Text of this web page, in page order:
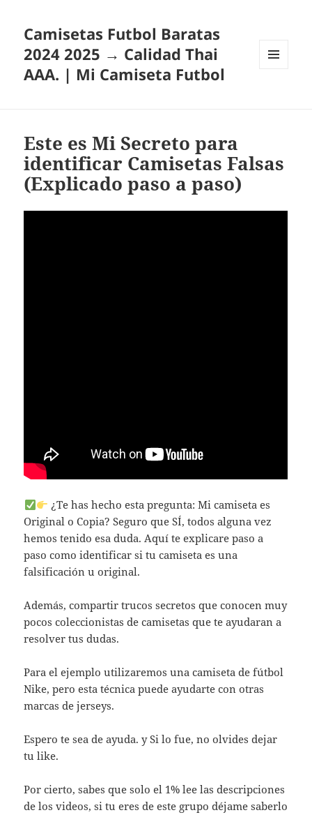
Camisetas Futbol Baratas
2024 2025 → Calidad Thai
AAA. | Mi Camiseta Futbol
Este es Mi Secreto para
identificar Camisetas Falsas
(Explicado paso a paso)
¿Te has hecho esta pregunta: Mi camiseta es
Original o Copia? Seguro que SÍ, todos alguna vez
hemos tenido esa duda. Aquí te explicare paso a
paso como identificar si tu camiseta es una
falsificación u original.
Además, compartir trucos secretos que conocen muy
pocos coleccionistas de camisetas que te ayudaran a
resolver tus dudas.
Para el ejemplo utilizaremos una camiseta de fútbol
Nike, pero esta técnica puede ayudarte con otras
marcas de jerseys.
Espero te sea de ayuda. y Si lo fue, no olvides dejar
tu like.
Por cierto, sabes que solo el 1% lee las descripciones
de los videos, si tu eres de este grupo déjame saberlo